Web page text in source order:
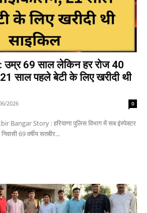
69 साल लेकिन हर रोज 40
साल पहले बेटी के लिए खरीदी थी
2026 0
Bangar Story : हरियाणा पुलिस विभाग में सब इंस्पेक्टर
69 वर्षीय सतबीर...